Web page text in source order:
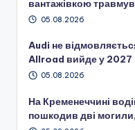
вантажівкою
05.08.2026
Audi не
Allroad вийде у 2027
05.08.2026
На Кременеччині
пошкодив дві